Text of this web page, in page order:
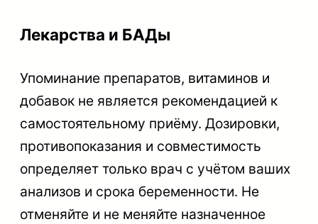
Лекарства и БАДы
Упоминание препаратов, витаминов и
добавок не является рекомендацией к
самостоятельному приёму. Дозировки,
противопоказания и совместимость
определяет только врач с учётом ваших
анализов и срока беременности. Не
отменяйте и не меняйте назначенное